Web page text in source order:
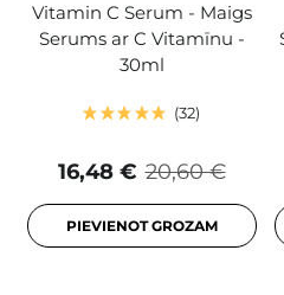
Vitamin C Serum - Maigs
Serums ar C Vitamīnu -
30ml
32
20,60 €
16,48 €
PIEVIENOT GROZAM